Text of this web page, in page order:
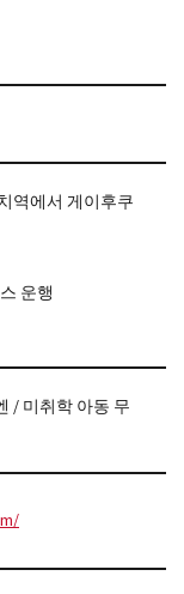
역에서 게이후쿠
운행
/ 미취학 아동 무